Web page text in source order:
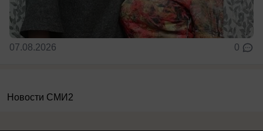
07.08.2026 0
Новости СМИ2